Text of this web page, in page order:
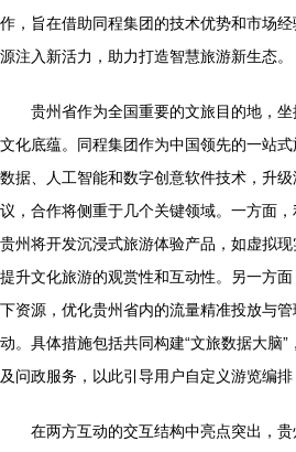
作，旨在借助同程集团的技术优势和市场
源注入新活力，助力打造智慧旅游新生态。
贵州省作为全国重要的文旅目的地，
文化底蕴。同程集团作为中国领先的一站
数据、人工智能和数字创意软件技术，升
议，合作将侧重于几个关键领域。一方面
贵州将开发沉浸式旅游体验产品，如虚拟
提升文化旅游的观赏性和互动性。另一方
下资源，优化贵州省内的流量精准投放与
动。具体措施包括共同构建“文旅数据大脑
及问政服务，以此引导用户自定义游览编排
在两方互动的交互结构中亮点突出，